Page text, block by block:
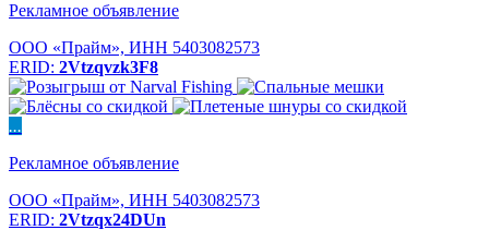
Рекламное объявление
ООО «Прайм», ИНН 5403082573
ERID: 2Vtzqvzk3F8
...
Рекламное объявление
ООО «Прайм», ИНН 5403082573
ERID: 2Vtzqx24DUn